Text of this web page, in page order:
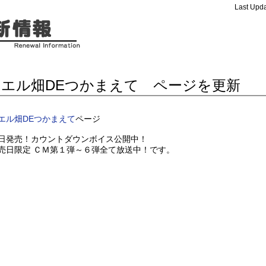
Last
エル畑DEつかまえて ページを更新
ル畑DEつかまえてページ
発売！カウントダウンボイス公開中！
日限定 ＣＭ第１弾～６弾全て放送中！です。